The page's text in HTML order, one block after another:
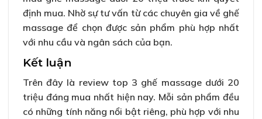
định mua. Nhờ sự tư vấn từ các chuyên gia về ghế
massage để chọn được sản phẩm phù hợp nhất
với nhu cầu và ngân sách của bạn.
Kết luận
Trên đây là review top 3 ghế massage dưới 20
triệu đáng mua nhất hiện nay. Mỗi sản phẩm đều
có những tính năng nổi bật riêng, phù hợp với nhu